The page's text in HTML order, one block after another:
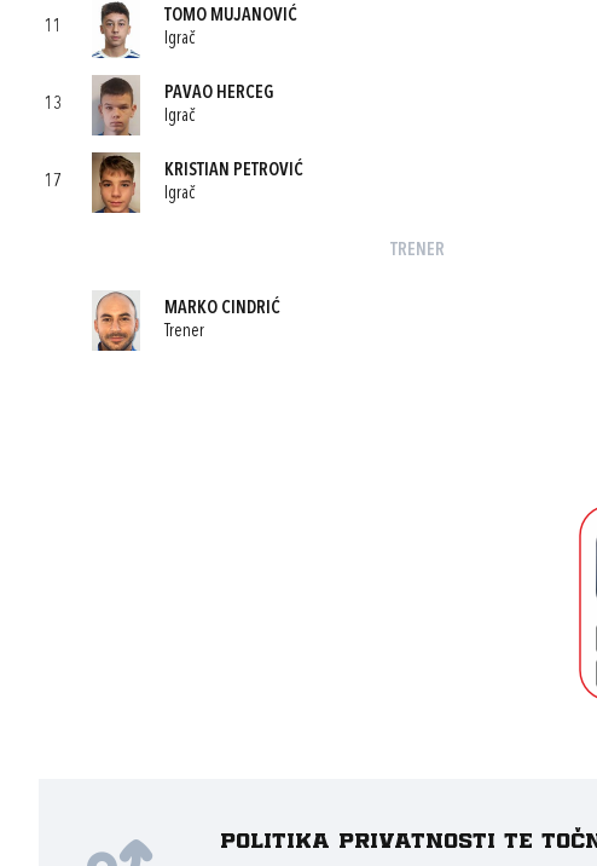
11
TOMO MUJANOVIĆ
Igrač
13
PAVAO HERCEG
Igrač
17
KRISTIAN PETROVIĆ
Igrač
TRENER
MARKO CINDRIĆ
Trener
Politika privatnosti te